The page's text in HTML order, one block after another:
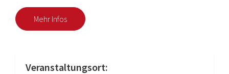
Mehr Infos
Veranstaltungsort: